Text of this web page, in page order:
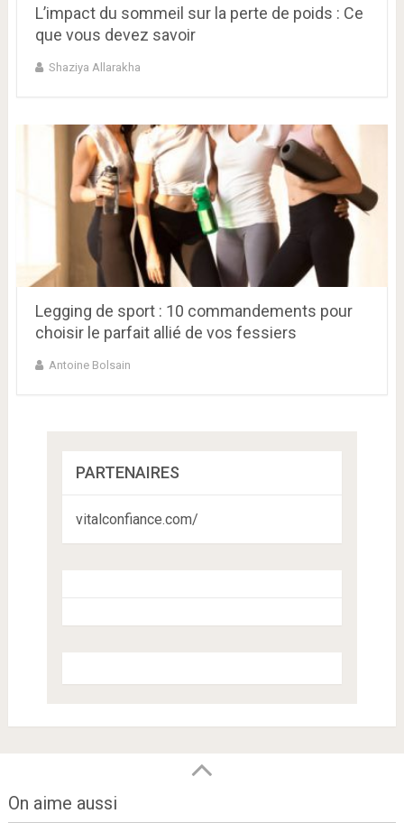
L’impact du sommeil sur la perte de poids : Ce
que vous devez savoir
Shaziya Allarakha
Legging de sport : 10 commandements pour
choisir le parfait allié de vos fessiers
Antoine Bolsain
PARTENAIRES
vitalconfiance.com/
On aime aussi